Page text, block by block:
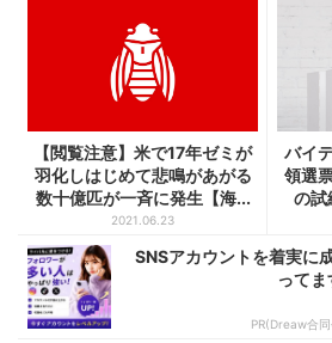
【閲覧注意】米で17年ゼミが
羽化しはじめて悲鳴があがる
数十億匹が一斉に発生【海...
2021.06.23
バイ
領選
の試
SNSアカウントを着実に
ってま
PR(Dreaw合